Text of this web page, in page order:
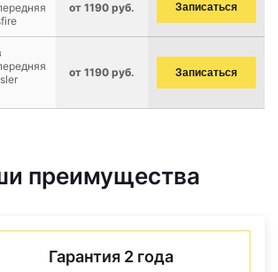
от 1190 руб. Записаться
от 1190 руб. Записаться
преимущества
Гарантия 2 года